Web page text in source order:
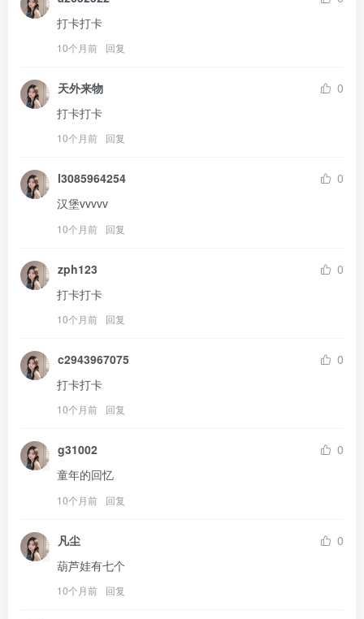
打卡打卡
10个月前 回复
天外来物
0
打卡打卡
10个月前 回复
l3085964254
0
汉堡vvvvv
10个月前 回复
zph123
0
打卡打卡
10个月前 回复
c2943967075
0
打卡打卡
10个月前 回复
g31002
0
童年的回忆
10个月前 回复
凡尘
0
葫芦娃有七个
10个月前 回复